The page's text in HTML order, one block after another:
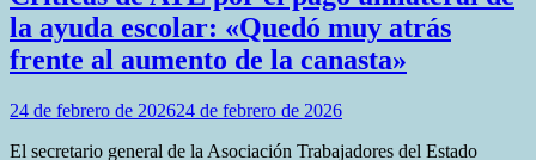
la ayuda escolar: «Quedó muy atrás
frente al aumento de la canasta»
24 de febrero de 202624 de febrero de 2026
El secretario general de la Asociación Trabajadores del Estado